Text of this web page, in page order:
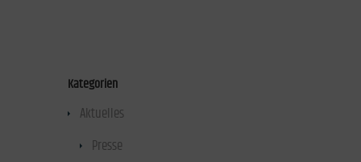
Kategorien
Aktuelles
Presse